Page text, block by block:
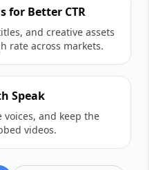
for Better CTR
and creative assets
rate across markets.
Speak
voices, and keep the
videos.